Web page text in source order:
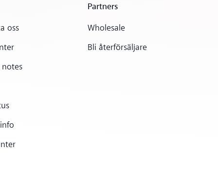
oss
notes
Partners
Wholesale
Bli återförsäljare